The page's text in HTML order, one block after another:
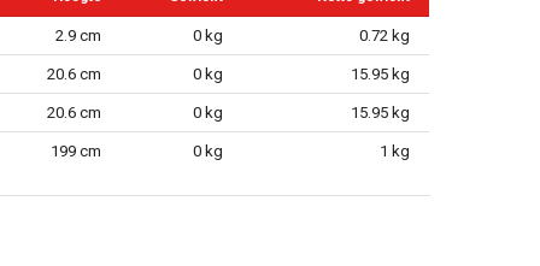
2.9 cm 0 kg 0.72 kg
20.6 cm 0 kg 15.95 kg
20.6 cm 0 kg 15.95 kg
199 cm 0 kg 1 kg